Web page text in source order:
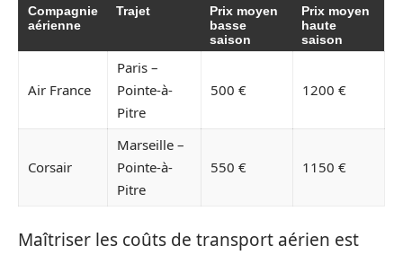
Compagnie
aérienne
Trajet
Prix moyen
basse
saison
Prix moyen
haute
saison
Air France
Paris –
Pointe-à-
Pitre
500 € 1200 €
Corsair
Marseille –
Pointe-à-
Pitre
550 € 1150 €
Maîtriser les coûts de transport aérien est